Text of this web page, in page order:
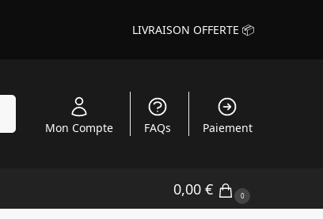
LIVRAISON OFFERTE 📦
Mon Compte FAQs Paiement
0,00 € 0